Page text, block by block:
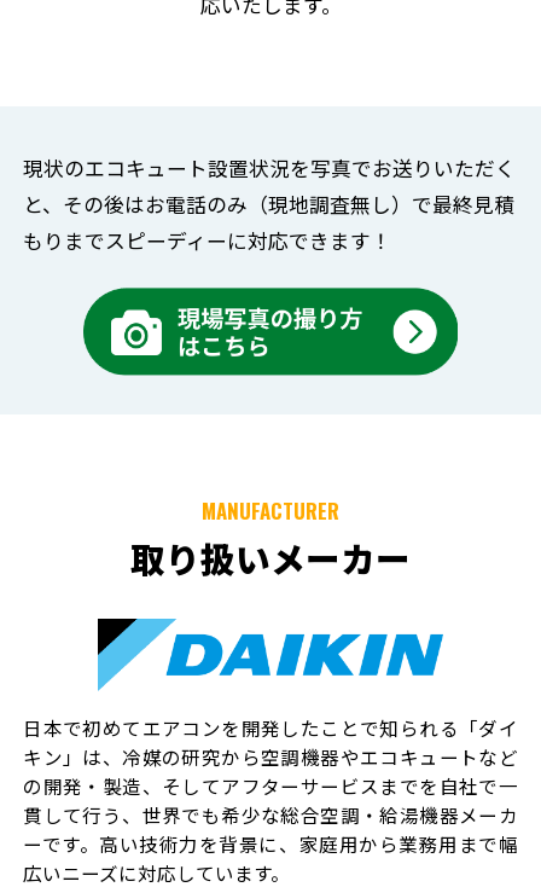
現状のエコキュート設置状況を写真でお送りいただく
と、 その後はお電話のみ（現地調査無し）で最終見積
もりまでスピーディーに対応できます！
MANUFACTURER
取り扱いメーカー
日本で初めてエアコンを開発したことで知られる「ダイ
キン」は、冷媒の研究から空調機器やエコキュートなど
の開発・製造、そしてアフターサービスまでを自社で一
貫して行う、世界でも希少な総合空調・給湯機器メーカ
ーです。高い技術力を背景に、家庭用から業務用まで幅
広いニーズに対応しています。